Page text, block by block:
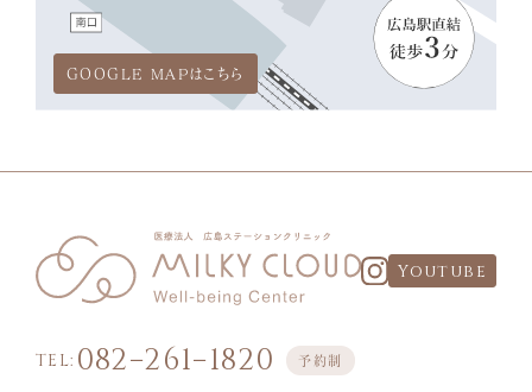
GOOGLE MAPはこちら
Youtube
TEL: 082−261−1820 予約制